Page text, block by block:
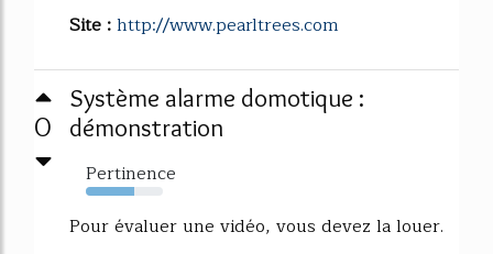
Site :http://www.pearltrees.com
0
Système alarme domotique :
démonstration
Pertinence
63%
Pour évaluer une vidéo, vous devez la louer.